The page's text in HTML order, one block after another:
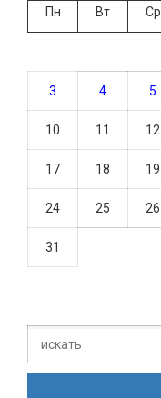
Пн
Вт Ср
3 4 5
10 11 12
17 18 19
24 25 26
31